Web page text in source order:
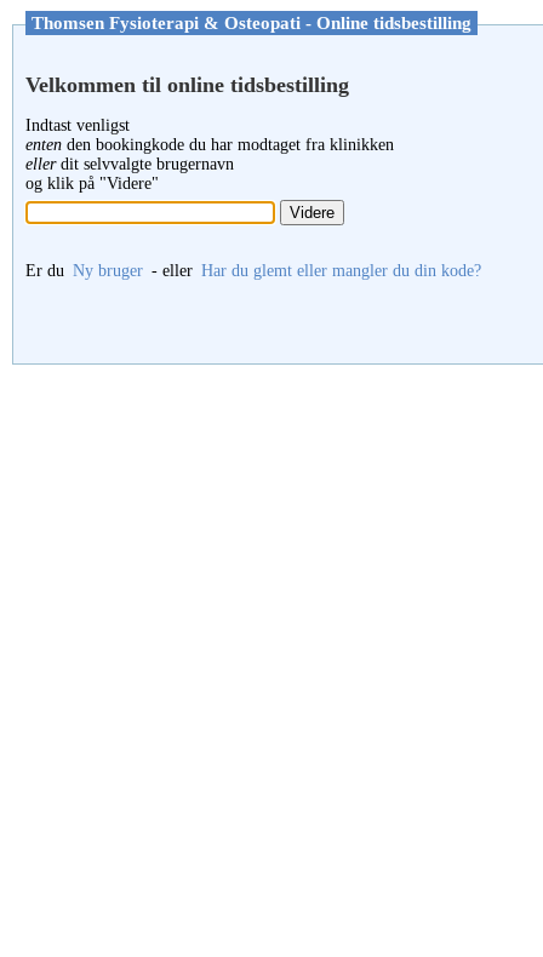
Thomsen Fysioterapi & Osteopati - Online tidsbestilling
Velkommen til online tidsbestilling
Indtast venligst
enten den bookingkode du har modtaget fra klinikken
ellerdit selvvalgte brugernavn
og klik på "Videre"
Er du Ny bruger - eller Har du glemt eller mangler du din kode?